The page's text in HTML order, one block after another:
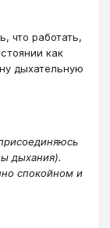
что работать,
как
дыхательную
дыхания).
спокойном и